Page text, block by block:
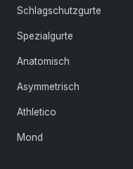
Schlagschutzgurte
Spezialgurte
Anatomisch
Asymmetrisch
Athletico
Mond